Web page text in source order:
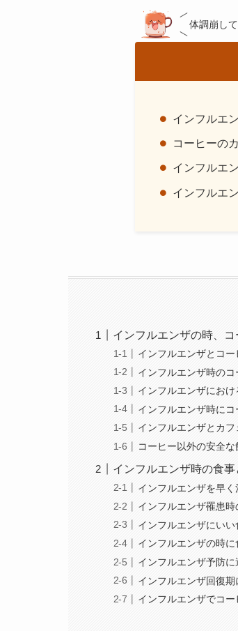
体調崩し
インフルエ
コーヒーの
インフルエ
インフルエ
インフルエンザの時、
インフルエンザとコ
インフルエンザ時の
インフルエンザにお
インフルエンザ時に
インフルエンザとカ
コーヒー以外の安全な
インフルエンザ時の食
インフルエンザを早
インフルエンザ罹患
インフルエンザにい
インフルエンザの時
インフルエンザ予防
インフルエンザ回復
インフルエンザでコ